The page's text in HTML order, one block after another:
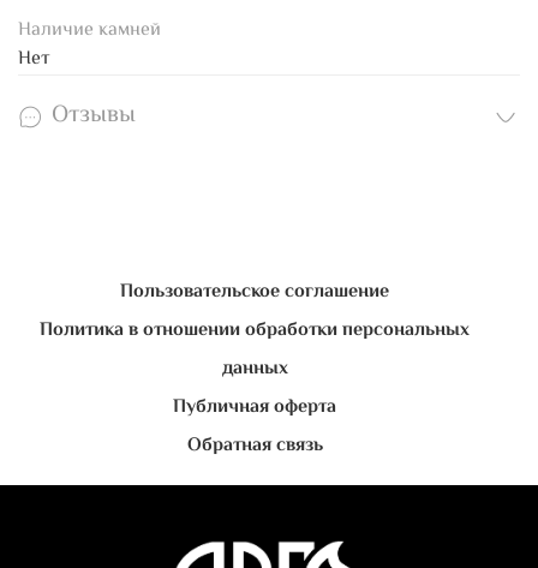
Наличие камней
Нет
Отзывы
Пользовательское соглашение
Политика в отношении обработки персональных
данных
Публичная оферта
Обратная связь